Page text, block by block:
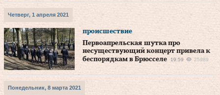
Четверг, 1 апреля 2021
происшествие
Первоапрельская шутка про
несуществующий концерт привела к
беспорядкам в Брюсселе
19:59 25989
Понедельник, 8 марта 2021